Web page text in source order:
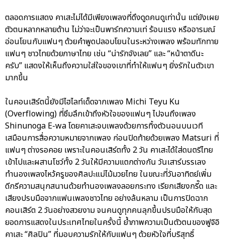
ตลอดการแสดง คาเสะไม่ได้มีเพียงเพลงที่ดึงดูดคนดูเท่านั้น แต่ยังเผย
ตัวตนหลากหลายด้าน ไม่ว่าจะเป็นพาร์ทความเท่ ร้อนแรง หรืออารมณ์
อ่อนโยนกับแฟนๆ ด้วยคำพูดปลอบโยนในระหว่างเพลง พร้อมทักทาย
แฟนๆ ชาวไทยด้วยภาษาไทย เช่น “น่ารักจังเลย” และ “หน้าตาดีนะ
ครับ” แสดงให้เห็นถึงความใส่ใจของเขาที่ทำให้แฟนๆ ยิ่งรักในตัวเขา
มากขึ้น
ในคอนเสิร์ตนี้ยังมีไฮไลท์เด็ดจากเพลง Michi Teyu Ku
(Overflowing) ที่ซึมลึกเข้าถึงหัวใจของแฟนๆ ไปจนถึงเพลง
Shinunoga E-wa โดยคาเสะจบเพลงด้วยการทิ้งตัวนอนบนเวที
เสมือนการสื่อความหมายจากเพลง ก่อนปิดท้ายด้วยเพลง Matsuri ที่
แฟนๆ ต่างรอคอย เพราะในคอนเสิร์ตทั้ง 2 วัน คาเสะได้ใส่ดนตรีไทย
เข้าไปและผสานโชว์ทั้ง 2 วันให้มีความแตกต่างกัน วันเสาร์บรรเลง
ทำนองเพลงไหว้ครูของศิลปะแม่ไม้มวยไทย ในขณะที่วันอาทิตย์เพิ่ม
ดีกรีความสนุกสนานด้วยทำนองเพลงลอยกระทง เรียกเสียงกรี๊ด และ
เสียงปรบมือจากแฟนเพลงชาวไทย อย่างล้นหลาม เป็นการปิดฉาก
คอนเสิร์ต 2 วันอย่างสวยงาม จนคนดูทุกคนลุกขึ้นปรบมือให้กับสุด
ยอดการแสดงในประเทศไทยในครั้งนี้ ย้ำภาพความเป็นตัวตนของฟูจิอิ
คาเสะ “ศิลปิน” ที่มอบความรักให้กับแฟนๆ ด้วยหัวใจที่บริสุทธิ์